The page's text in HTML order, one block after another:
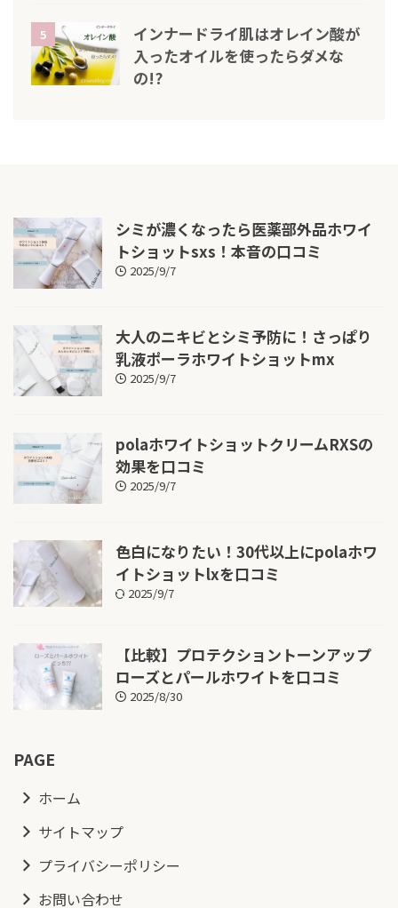
5
インナードライ肌はオレイン酸が
入ったオイルを使ったらダメな
の!?
シミが濃くなったら医薬部外品ホワイ
トショットsxs！本音の口コミ
2025/9/7
大人のニキビとシミ予防に！さっぱり
乳液ポーラホワイトショットmx
2025/9/7
polaホワイトショットクリームRXSの
効果を口コミ
2025/9/7
色白になりたい！30代以上にpolaホワ
イトショットlxを口コミ
2025/9/7
【比較】プロテクショントーンアップ
ローズとパールホワイトを口コミ
2025/8/30
PAGE
ホーム
サイトマップ
プライバシーポリシー
お問い合わせ